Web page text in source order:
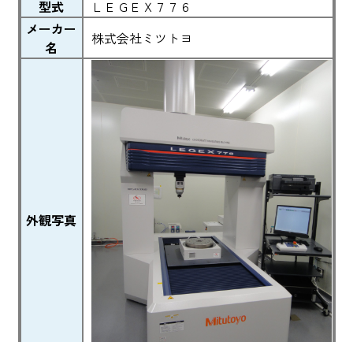
型式
ＬＥＧＥＸ７７６
メーカー
名
株式会社ミツトヨ
外観写真